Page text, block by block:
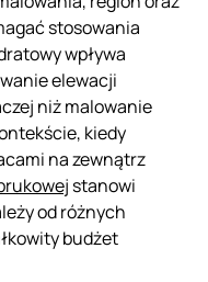
stosowania
wpływa
elewacji
niż malowanie
kiedy
na zewnątrz
stanowi
od różnych
budżet